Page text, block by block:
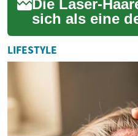
Die Laser-
sich als eine
Methoden zur
Dies...
LIFESTYLE